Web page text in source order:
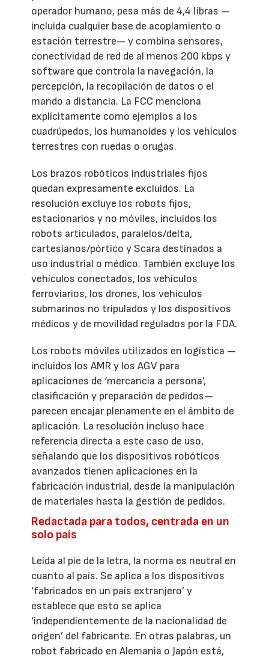
operador humano, pesa más de 4,4 libras —
incluida cualquier base de acoplamiento o
estación terrestre— y combina sensores,
conectividad de red de al menos 200 kbps y
software que controla la navegación, la
percepción, la recopilación de datos o el
mando a distancia. La FCC menciona
explícitamente como ejemplos a los
cuadrúpedos, los humanoides y los vehículos
terrestres con ruedas o orugas.
Los brazos robóticos industriales fijos
quedan expresamente excluidos. La
resolución excluye los robots fijos,
estacionarios y no móviles, incluidos los
robots articulados, paralelos/delta,
cartesianos/pórtico y Scara destinados a
uso industrial o médico. También excluye los
vehículos conectados, los vehículos
ferroviarios, los drones, los vehículos
submarinos no tripulados y los dispositivos
médicos y de movilidad regulados por la FDA.
Los robots móviles utilizados en logística —
incluidos los AMR y los AGV para
aplicaciones de ‘mercancía a persona’,
clasificación y preparación de pedidos—
parecen encajar plenamente en el ámbito de
aplicación. La resolución incluso hace
referencia directa a este caso de uso,
señalando que los dispositivos robóticos
avanzados tienen aplicaciones en la
fabricación industrial, desde la manipulación
de materiales hasta la gestión de pedidos.
Redactada para todos, centrada en un
solo país
Leída al pie de la letra, la norma es neutral en
cuanto al país. Se aplica a los dispositivos
‘fabricados en un país extranjero’ y
establece que esto se aplica
‘independientemente de la nacionalidad de
origen’ del fabricante. En otras palabras, un
robot fabricado en Alemania o Japón está,